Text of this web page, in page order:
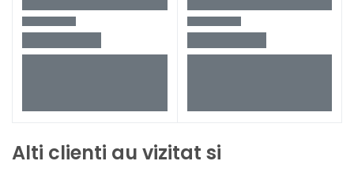
Alti clienti au vizitat si